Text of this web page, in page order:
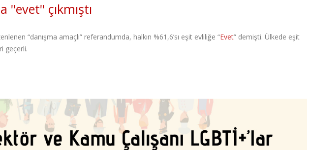
çıkmıştı
“danışma amaçlı” referandumda, halkın %61,6’sı eşit evliliğe “Evet” demişti. Ülkede eşit
geçerli.